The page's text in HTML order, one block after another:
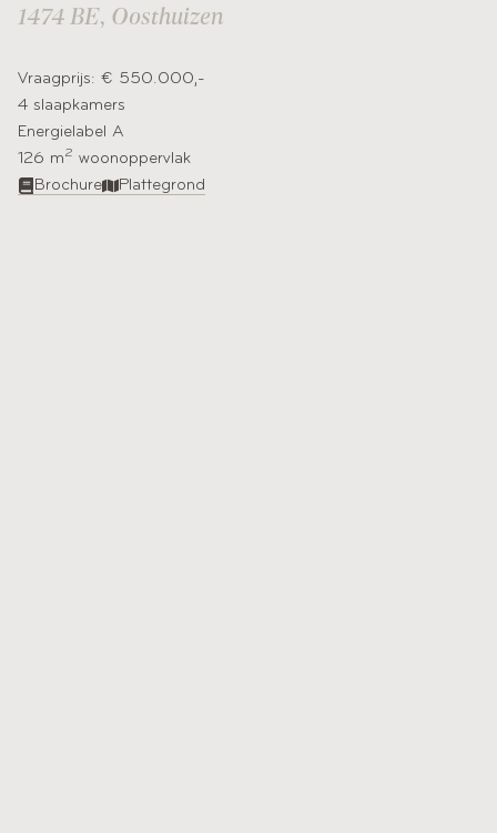
1474 BE, Oosthuizen
Vraagprijs: € 550.000,-
4 slaapkamers
Energielabel A
126 m2 woonoppervlak​
Brochure
Plattegrond